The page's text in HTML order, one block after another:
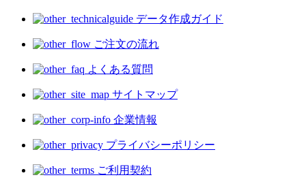
データ作成ガイド
ご注文の流れ
よくある質問
サイトマップ
企業情報
プライバシーポリシー
ご利用契約